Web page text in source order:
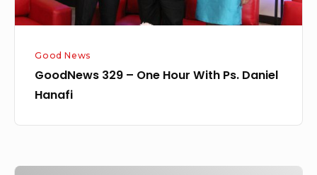
Good News
GoodNews 329 – One Hour With Ps. Daniel
Hanafi